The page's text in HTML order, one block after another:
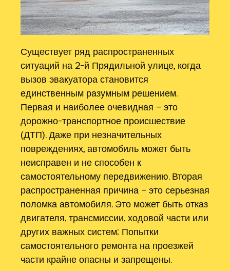
Существует ряд распространенных
ситуаций на 2-й Прядильной улице, когда
вызов эвакуатора становится
единственным разумным решением.
Первая и наиболее очевидная – это
дорожно-транспортное происшествие
(ДТП). Даже при незначительных
повреждениях, автомобиль может быть
неисправен и не способен к
самостоятельному передвижению. Вторая
распространенная причина – это серьезная
поломка автомобиля. Это может быть отказ
двигателя, трансмиссии, ходовой части или
других важных систем; Попытки
самостоятельного ремонта на проезжей
части крайне опасны и запрещены.